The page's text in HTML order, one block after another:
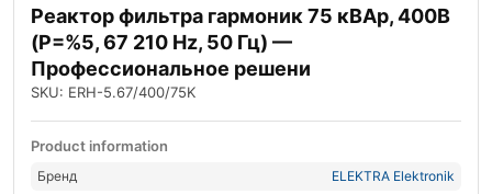
Реактор фильтра гармоник 75 кВАр, 400В
(P=%5, 67 210 Hz, 50 Гц) —
Профессиональное решени
SKU: ERH-5.67/400/75K
Product information
Бренд
ELEKTRA Elektronik